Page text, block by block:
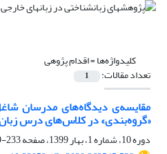
کلیدواژه‌ها =اقدام پژوهی
تعداد مقالات: 1
مقایسه‌ی دیدگاه‌های مدرسان
«گروه‌بندی» در کلاس‌های درس
دوره 10، شماره 1، بهار 1399، صفحه
233-259